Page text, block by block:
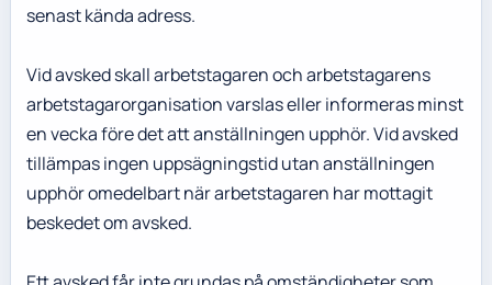
senast kända adress.
Vid avsked skall arbetstagaren och arbetstagarens
arbetstagarorganisation varslas eller informeras minst
en vecka före det att anställningen upphör. Vid avsked
tillämpas ingen uppsägningstid utan anställningen
upphör omedelbart när arbetstagaren har mottagit
beskedet om avsked.